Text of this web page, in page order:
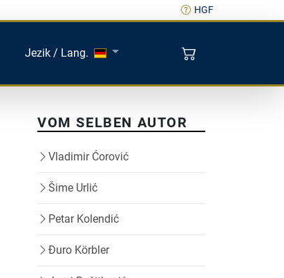
HGF
Jezik / Lang.
VOM SELBEN AUTOR
Vladimir Ćorović
Šime Urlić
Petar Kolendić
Đuro Körbler